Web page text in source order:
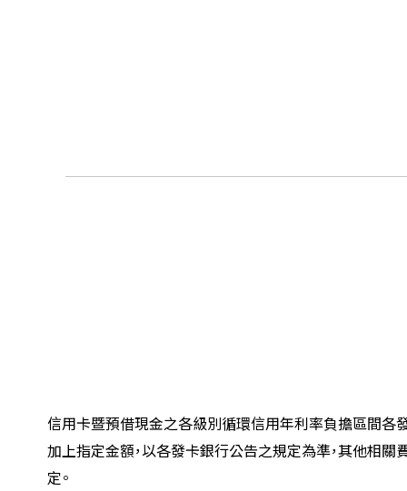
信用卡暨預借現金之各級別循環信用年利率負擔區間各
加上指定金額，以各發卡銀行公告之規定為準，其他相
定。